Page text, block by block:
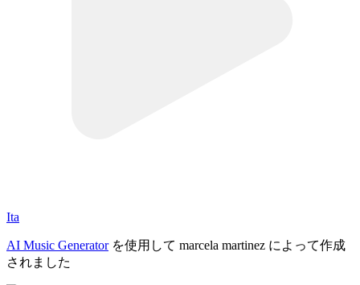
Ita
AI Music Generatorを使用して marcela martinez によって作成
されました